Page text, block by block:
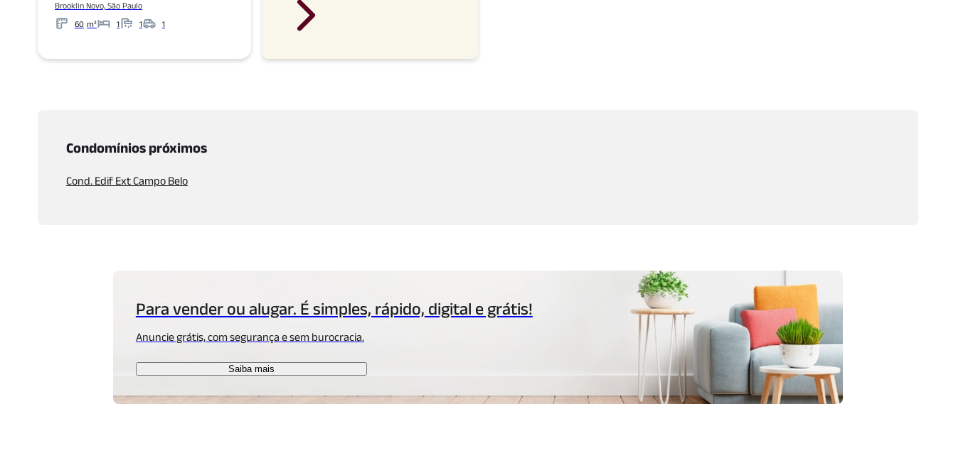
Brooklin Novo, São Paulo
60 m²
Metros 1 1
Banheiros 1
Garagens
Condomínios próximos
Cond. Edif Ext Campo Belo
Para vender ou alugar. É simples, rápido, digital e grátis!
Anuncie grátis, com segurança e sem burocracia.
Saiba mais